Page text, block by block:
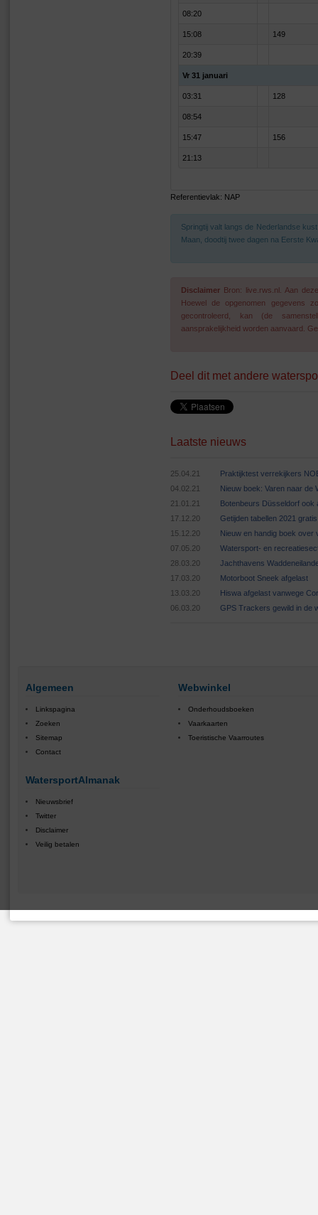
08:20
15:08 149
20:39
Vr 31 januari
03:31 128
08:54
15:47 156
21:13
Referentievlak: NAP
Springtij valt langs de Nederlandse
Maan, doodtij twee dagen na Eerste
Disclaimer Bron: live.rws.nl. Aan
Hoewel de opgenomen gegevens
gecontroleerd, kan (de
aansprakelijkheid worden aanvaard.
Deel dit met andere
Laatste nieuws
25.04.21
Praktijktest verrekijkers
04.02.21
Nieuw boek: Varen naar de
21.01.21
Botenbeurs Düsseldorf ook
17.12.20
Getijden tabellen 2021
15.12.20
Nieuw en handig boek over
07.05.20
Watersport- en
28.03.20
Jachthavens
17.03.20
Motorboot Sneek afgelast
13.03.20
Hiswa afgelast vanwege
06.03.20
GPS Trackers gewild in de
Algemeen
Linkspagina
Zoeken
Sitemap
Contact
WatersportAlmanak
Nieuwsbrief
Twitter
Disclaimer
Veilig betalen
Webwinkel
Onderhoudsboeken
Vaarkaarten
Toeristische Vaarroutes